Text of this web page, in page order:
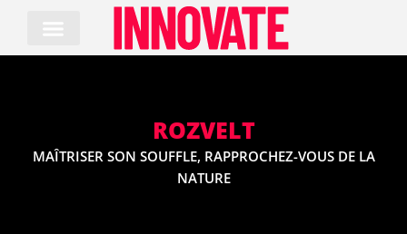
content
ROZVELT
MAÎTRISER SON SOUFFLE, RAPPROCHEZ-VOUS DE LA
NATURE